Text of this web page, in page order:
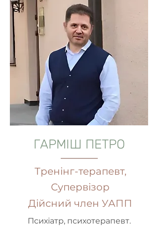
ГАРМІШ ПЕТРО
Тренінг-терапевт,
Супервізор
Дійсний член УАПП
Психіатр, психотерапевт.